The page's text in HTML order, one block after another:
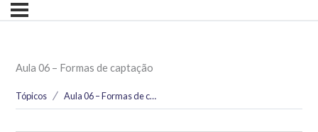
Aula 06 – Formas de captação
Tópicos Aula 06 – Formas de captação